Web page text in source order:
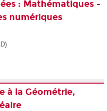
: Mathématiques -
numériques
à la Géométrie,